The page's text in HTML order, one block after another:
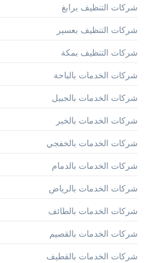
شركات التنظيف برابغ
شركات التنظيف بعسير
شركات التنظيف بمكة
شركات الخدمات بالباحة
شركات الخدمات بالجبيل
شركات الخدمات بالخبر
شركات الخدمات بالخفجي
شركات الخدمات بالدمام
شركات الخدمات بالرياض
شركات الخدمات بالطائف
شركات الخدمات بالقصيم
شركات الخدمات بالقطيف